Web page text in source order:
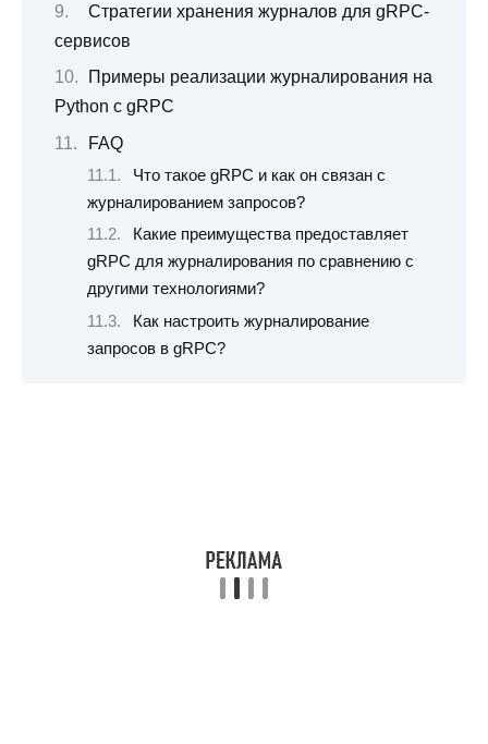
Стратегии хранения журналов для gRPC-
сервисов
Примеры реализации журналирования на
Python с gRPC
FAQ
Что такое gRPC и как он связан с
журналированием запросов?
Какие преимущества предоставляет
gRPC для журналирования по сравнению с
другими технологиями?
Как настроить журналирование
запросов в gRPC?